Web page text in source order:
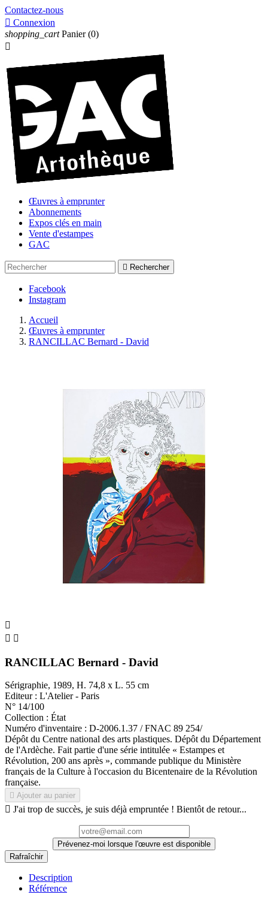
Contactez-nous
 Connexion
shopping_cart Panier (0)

Œuvres à emprunter
Abonnements
Expos clés en main
Vente d'estampes
GAC
 Rechercher
Facebook
Instagram
Accueil
Œuvres à emprunter
RANCILLAC Bernard - David

 
RANCILLAC Bernard - David
Sérigraphie, 1989, H. 74,8 x L. 55 cm
Editeur : L'Atelier - Paris
N° 14/100
Collection : État
Numéro d'inventaire : D-2006.1.37 / FNAC 89 254/
Dépôt du Centre national des arts plastiques. Dépôt du Département
de l'Ardèche. Fait partie d'une série intitulée « Estampes et
Révolution, 200 ans après », commande publique du Ministère
français de la Culture à l'occasion du Bicentenaire de la Révolution
française.
 Ajouter au panier
 J'ai trop de succès, je suis déjà empruntée ! Bientôt de retour...
Prévenez-moi lorsque l'œuvre est disponible
Description
Référence